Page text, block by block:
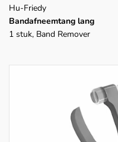
Hu-Friedy
Bandafneemtang lang
1 stuk, Band Remover